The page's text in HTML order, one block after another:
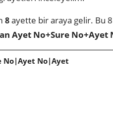
8ayette bir araya gelir. Bu
Ayet No+Sure No+Ayet
No|Ayet No|Ayet